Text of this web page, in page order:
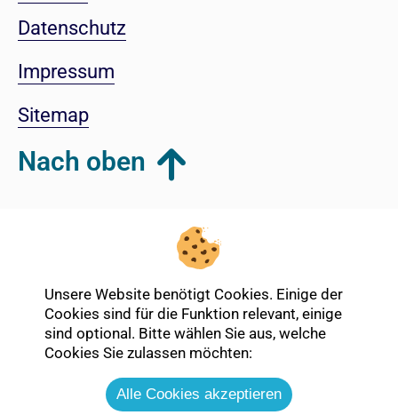
Datenschutz
Impressum
Sitemap
Nach oben
Unsere Website benötigt Cookies. Einige der
Cookies sind für die Funktion relevant, einige
sind optional. Bitte wählen Sie aus, welche
Cookies Sie zulassen möchten:
Alle Cookies akzeptieren